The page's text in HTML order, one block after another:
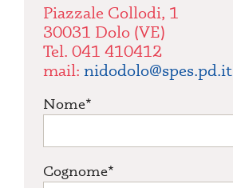
Piazzale Collodi, 1
30031 Dolo (VE)
Tel. 041 410412
mail: nidodolo@spes.pd.it
Nome*
Cognome*